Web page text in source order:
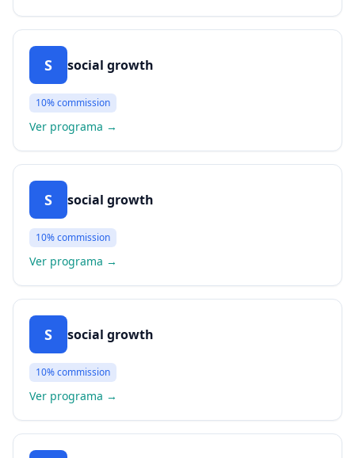
S social growth
10%commission
Ver programa →
S social growth
10%commission
Ver programa →
S social growth
10%commission
Ver programa →